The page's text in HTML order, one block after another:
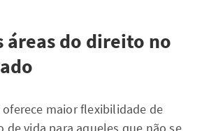
áreas do direito no
maior flexibilidade de